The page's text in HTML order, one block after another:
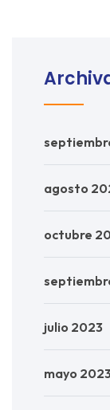
agosto
octubre
julio 2023
mayo